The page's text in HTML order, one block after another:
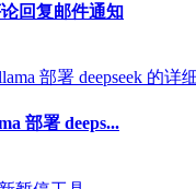
回复邮件通知
部署 deeps...